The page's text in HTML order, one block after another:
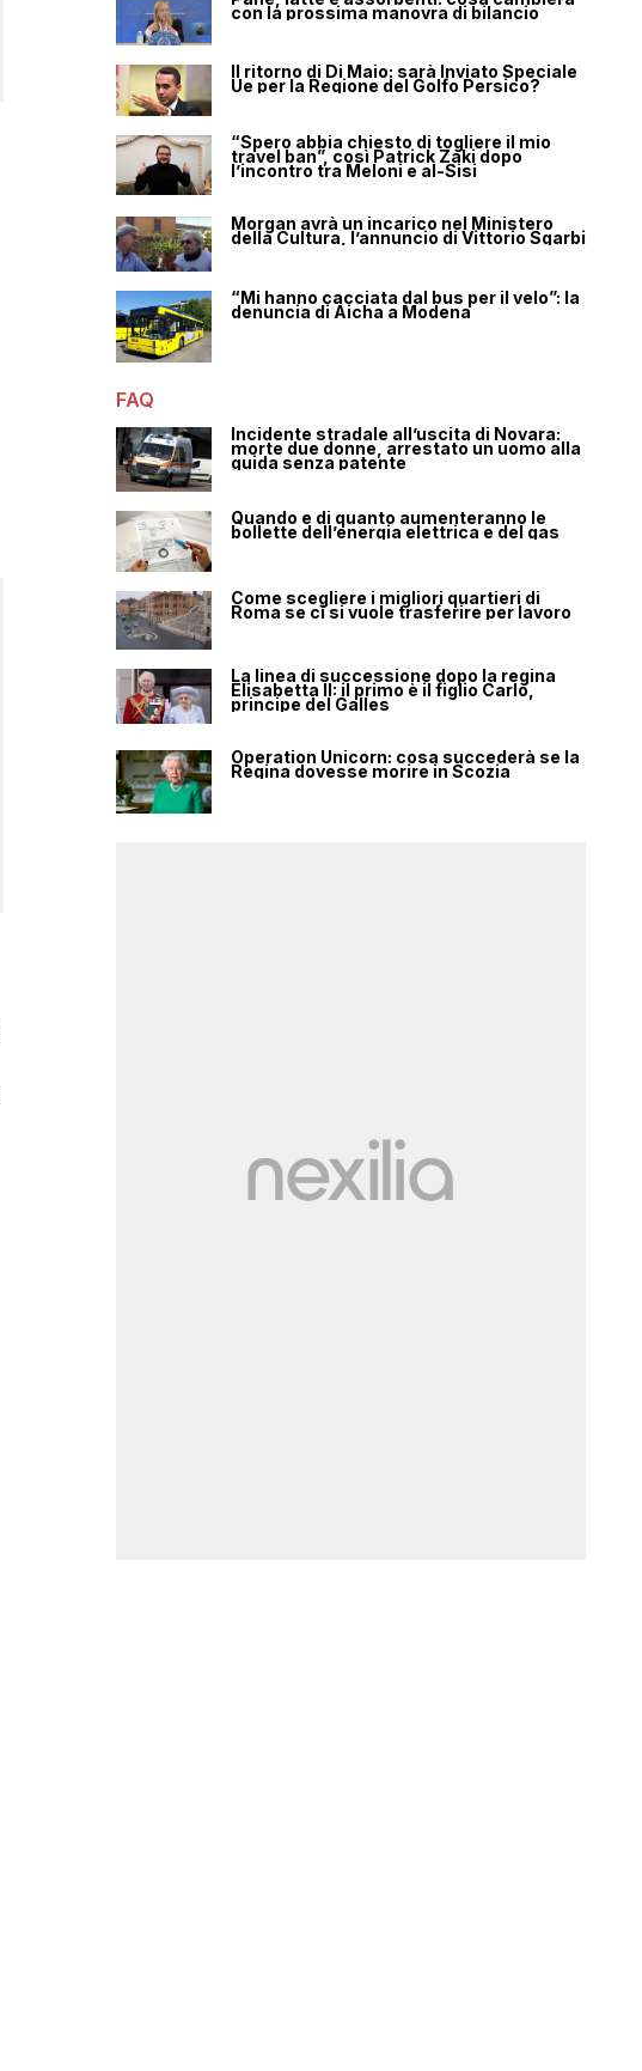
con la prossima manovra di bilancio
Il ritorno di Di Maio: sarà Inviato Speciale
Ue per la Regione del Golfo Persico?
“Spero abbia chiesto di togliere il mio
travel ban”, così Patrick Zaki dopo
l’incontro tra Meloni e al-Sisi
Morgan avrà un incarico nel Ministero
della Cultura, l’annuncio di Vittorio Sgarbi
“Mi hanno cacciata dal bus per il velo”: la
denuncia di Aicha a Modena
FAQ
Incidente stradale all’uscita di Novara:
morte due donne, arrestato un uomo alla
guida senza patente
Quando e di quanto aumenteranno le
bollette dell’energia elettrica e del gas
Come scegliere i migliori quartieri di
Roma se ci si vuole trasferire per lavoro
La linea di successione dopo la regina
Elisabetta II: il primo è il figlio Carlo,
principe del Galles
Operation Unicorn: cosa succederà se la
Regina dovesse morire in Scozia